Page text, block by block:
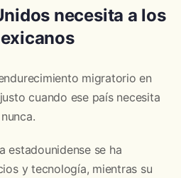
necesita a los
migratorio en
cuando ese país necesita
estadounidense se ha
y tecnología, mientras su